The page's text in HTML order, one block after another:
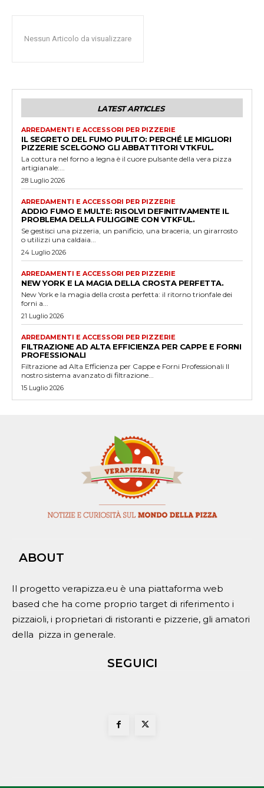
Nessun Articolo da visualizzare
LATEST ARTICLES
ARREDAMENTI E ACCESSORI PER PIZZERIE
IL SEGRETO DEL FUMO PULITO: PERCHÉ LE MIGLIORI
PIZZERIE SCELGONO GLI ABBATTITORI VTKFUL.
La cottura nel forno a legna è il cuore pulsante della vera pizza
artigianale:...
28 Luglio 2026
ARREDAMENTI E ACCESSORI PER PIZZERIE
ADDIO FUMO E MULTE: RISOLVI DEFINITIVAMENTE IL
PROBLEMA DELLA FULIGGINE CON VTKFUL.
Se gestisci una pizzeria, un panificio, una braceria, un girarrosto
o utilizzi una caldaia...
24 Luglio 2026
ARREDAMENTI E ACCESSORI PER PIZZERIE
NEW YORK E LA MAGIA DELLA CROSTA PERFETTA.
New York e la magia della crosta perfetta: il ritorno trionfale dei
forni a...
21 Luglio 2026
ARREDAMENTI E ACCESSORI PER PIZZERIE
FILTRAZIONE AD ALTA EFFICIENZA PER CAPPE E FORNI
PROFESSIONALI
Filtrazione ad Alta Efficienza per Cappe e Forni Professionali Il
nostro sistema avanzato di filtrazione...
15 Luglio 2026
ABOUT
Il progetto verapizza.eu è una piattaforma web
based che ha come proprio target di riferimento i
pizzaioli, i proprietari di ristoranti e pizzerie, gli amatori
della pizza in generale.
SEGUICI